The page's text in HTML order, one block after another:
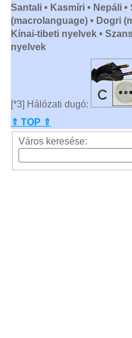
Santali • Kasmíri • Nepáli
(macrolanguage) • Dogri
Kínai-tibeti nyelvek •
nyelvek
[*3] Hálózati dugó:
⇑ TOP ⇑
Város keresése: